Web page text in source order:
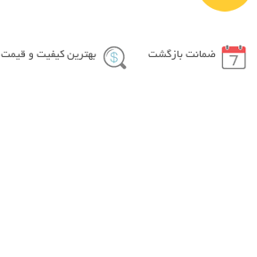
ضمانت بازگشت بهترین کیفیت و قیمت